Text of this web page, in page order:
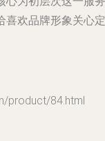
喜欢品牌形象关心定
product/84.html